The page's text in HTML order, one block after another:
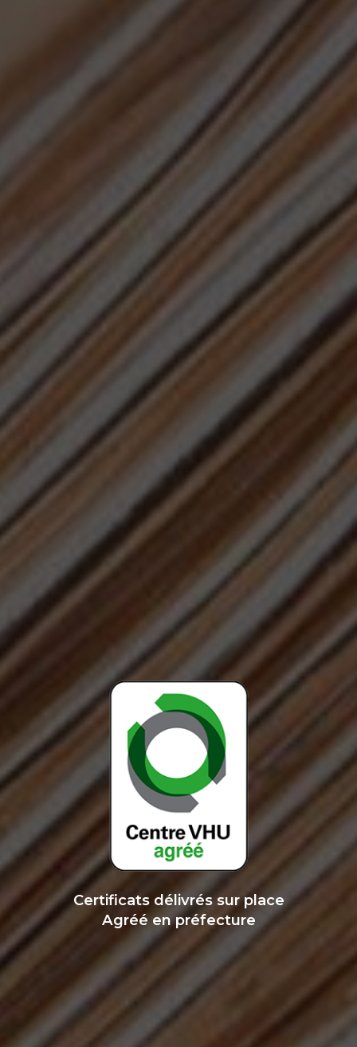
Certificats délivrés sur place
Agréé en préfecture